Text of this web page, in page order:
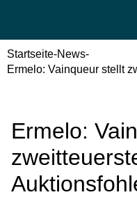
Startseite-News-
Ermelo: Vainqueur stellt
Ermelo: